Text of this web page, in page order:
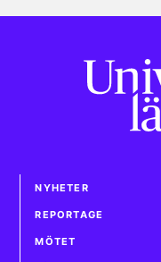
NYHETER
REPORTAGE
MÖTET